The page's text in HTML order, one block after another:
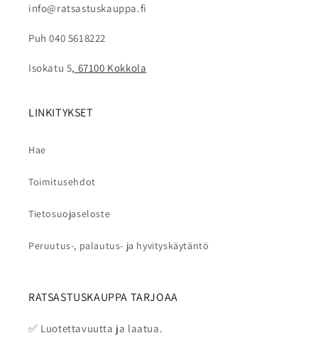
info@ratsastuskauppa.fi
Puh 040 5618222
Isokatu 5, 67100 Kokkola
LINKITYKSET
Hae
Toimitusehdot
Tietosuojaseloste
Peruutus-, palautus- ja hyvityskäytäntö
RATSASTUSKAUPPA TARJOAA
✅ Luotettavuutta ja laatua.